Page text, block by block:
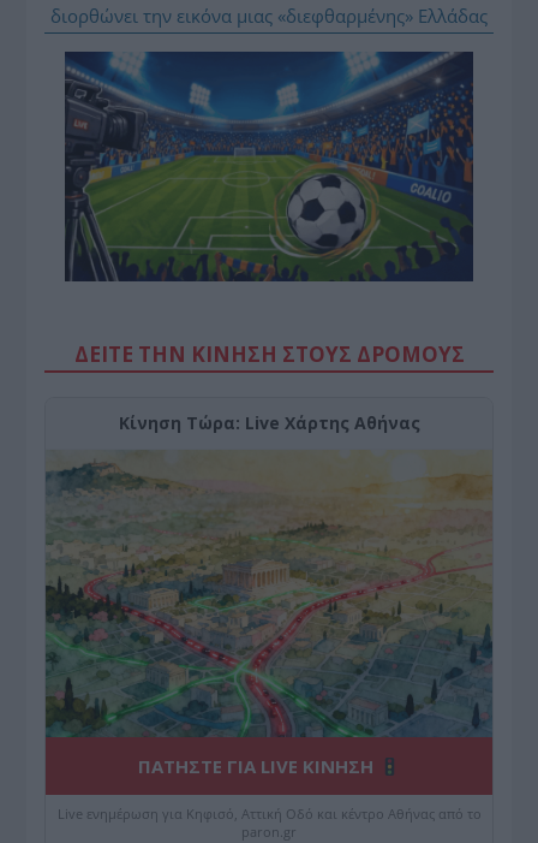
διορθώνει την εικόνα μιας «διεφθαρμένης» Ελλάδας
ΔΕΙΤΕ ΤΗΝ ΚΙΝΗΣΗ ΣΤΟΥΣ ΔΡΌΜΟΥΣ
Κίνηση Τώρα: Live Χάρτης Αθήνας
ΠΑΤΗΣΤΕ ΓΙΑ LIVE ΚΙΝΗΣΗ
Live ενημέρωση για Κηφισό, Αττική Οδό και κέντρο Αθήνας από το
paron.gr